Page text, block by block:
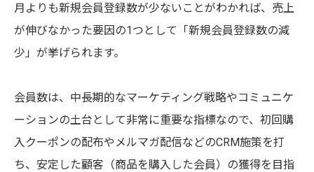
月よりも新規会員登録数が少ないことがわかれば、売上
が伸びなかった要因の1つとして「新規会員登録数の減
少」が挙げられます。
会員数は、中長期的なマーケティング戦略やコミュニケ
ーションの土台として非常に重要な指標なので、初回購
入クーポンの配布やメルマガ配信などのCRM施策を打
ち、安定した顧客（商品を購入した会員）の獲得を目指